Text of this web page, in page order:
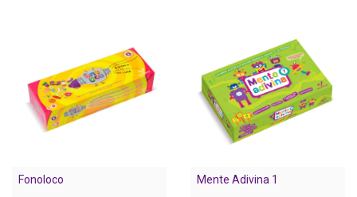
Fonoloco Mente Adivina 1